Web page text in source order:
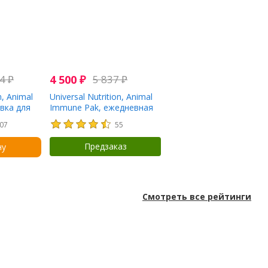
₽
Animal
для
4 500 ₽ 5 837₽
Universal Nutrition, Animal
Immune Pak, ежедневная
защита иммунитета,
наборы для тренировок,
30 шт.
55
Предзаказ
Смотреть все рейтинги